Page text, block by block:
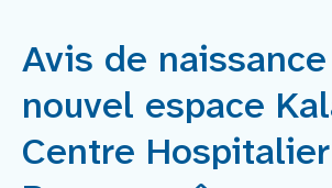
Projets à financer
Nos réalisations
Avis de
nouvel espace
Centre